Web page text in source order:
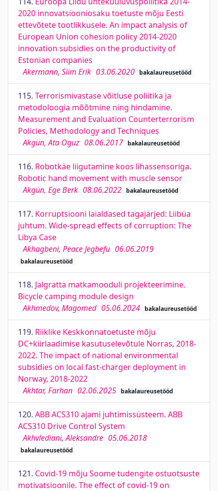
2020 innovatsiooniosaku toetuste mõju Eesti
ettevõtete tootlikkusele. An impact analysis of
European Union cohesion policy 2014-2020
innovation subsidies on the productivity of
Estonian companies
Akermann, Siim Erik 03.06.2020 bakalaureusetööd
115. Terrorismivastase võitluse poliitika ja
metodoloogia mõõtmine ning hindamine.
Measurement and Evaluation Counterterrorism
Policies, Methodology and Techniques
Akgün, Ata Oguz 08.06.2017 bakalaureusetööd
116. Robotkäe liigutamine koos lihassensoriga.
Robotic hand movement with muscle sensor
Akgün, Ege Berk 08.06.2022 bakalaureusetööd
117. Korruptsiooni laialdased tagajärjed: Liibüa
juhtum. Wide-spread effects of corruption: The
Libya Case
Akhagbeni, Peace Jegbefu 06.06.2019
bakalaureusetööd
118. Jalgratta matkamooduli projekteerimine.
Bicycle camping module design
Akhmedov, Magomed 05.06.2024 bakalaureusetööd
119. Riiklike Keskkonnatoetuste mõju
DC+kiirlaadimise kasutuselevõtule Norras, 2018-
2022. The impact of national environmental
subsidies on local fast-charger deployment in
Norway, 2018-2022
Akhtar, Farhan 02.06.2025 bakalaureusetööd
120. ABB ACS310 ajami juhtimissüsteem. ABB
ACS310 Drive Control System
Akhvlediani, Aleksandre 05.06.2018
bakalaureusetööd
121. Covid-19 mõju Soome tudengite ostuotsuste
motivatsioonile. The effect of covid-19 on